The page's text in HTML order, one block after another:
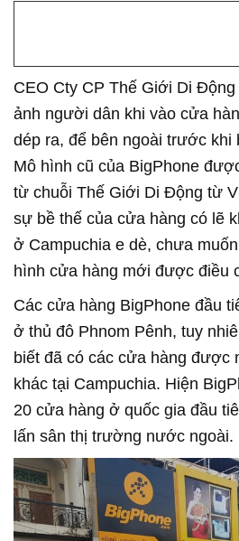
CEO Cty CP Thế Giới Di
ảnh người dân khi vào cửa
dép ra, để bên ngoài trước
Mô hình cũ của BigPhone
từ chuỗi Thế Giới Di Động từ
sự bề thế của cửa hàng có lẽ
ở Campuchia e dè, chưa
hình cửa hàng mới được điều
Các cửa hàng BigPhone đầu
ở thủ đô Phnom Pênh, tuy
biết đã có các cửa hàng được
khác tại Campuchia. Hiện
20 cửa hàng ở quốc gia đầu
lấn sân thị trường nước ngoài.